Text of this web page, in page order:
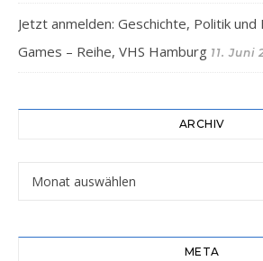
Jetzt anmelden: Geschichte, Politik und
Games – Reihe, VHS Hamburg 11. Juni
ARCHIV
META